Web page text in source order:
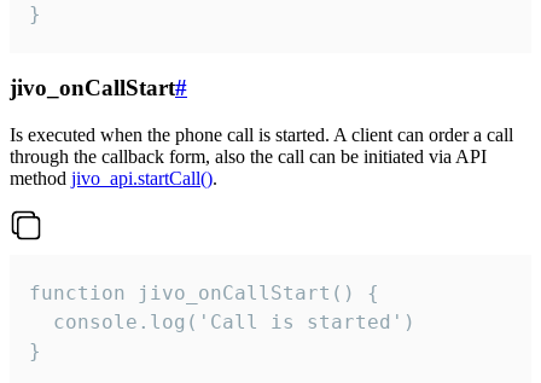
}
jivo_onCallStart#
Is executed when the phone call is started. A client can order a call
through the callback form, also the call can be initiated via API
method jivo_api.startCall().
function jivo_onCallStart() {
  console.log('Call is started')
}